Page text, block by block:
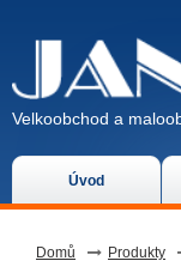
Úvod
Velkoobchod a
Domů Produkty